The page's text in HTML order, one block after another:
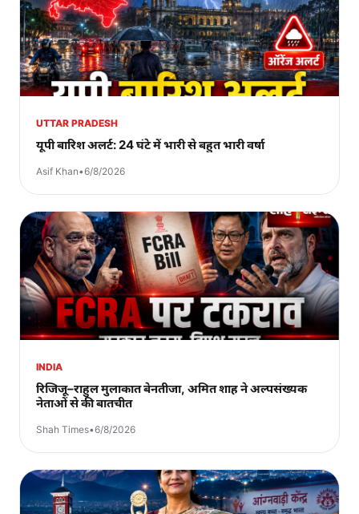
UTTAR PRADESH
यूपी बारिश अलर्ट: 24 घंटे में भारी से बहुत भारी वर्षा
Asif Khan•6/8/2026
INDIA
रिजिजू–राहुल मुलाकात बेनतीजा, अमित शाह ने अल्पसंख्यक
नेताओं से की बातचीत
Shah Times•6/8/2026